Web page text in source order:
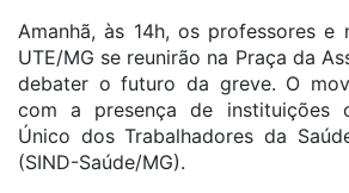
Amanhã, às 14h, os professores e
UTE/MG se reunirão na Praça da
debater o futuro da greve. O
com a presença de instituições
Único dos Trabalhadores da
(SIND-Saúde/MG).